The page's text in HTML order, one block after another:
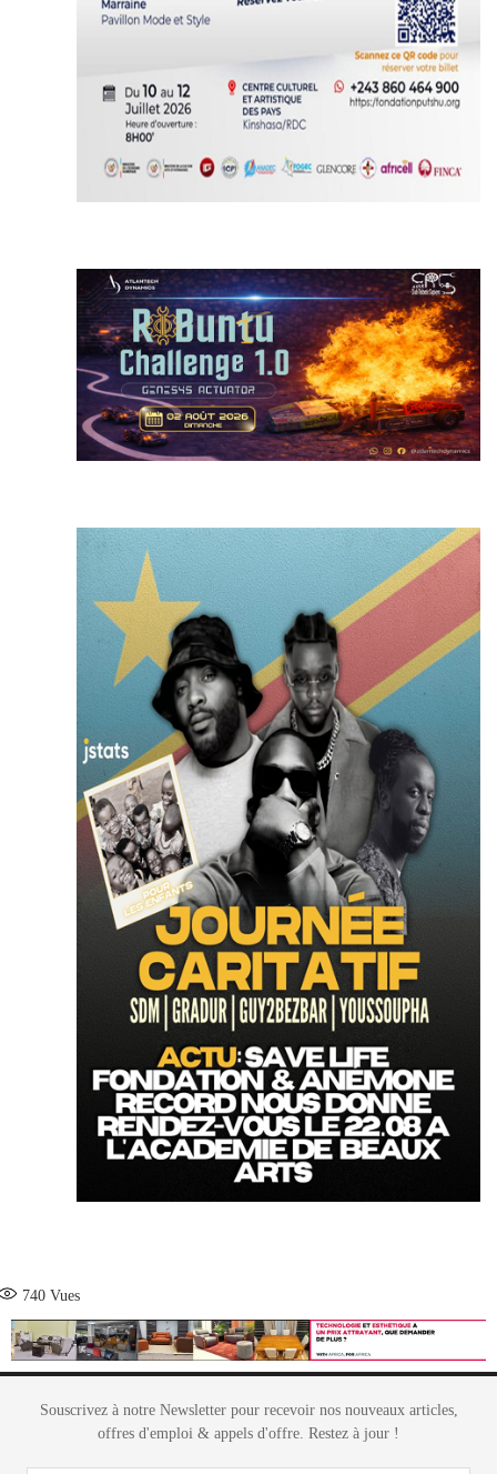
740 Vues
Souscrivez à notre Newsletter pour recevoir nos nouveaux articles,
offres d'emploi & appels d'offre. Restez à jour !